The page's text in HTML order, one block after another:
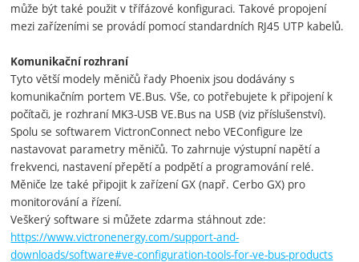
může být také použit v třífázové konfiguraci. Takové propojení
mezi zařízeními se provádí pomocí standardních RJ45 UTP kabelů.
Komunikační rozhraní
Tyto větší modely měničů řady Phoenix jsou dodávány s
komunikačním portem VE.Bus. Vše, co potřebujete k připojení k
počítači, je rozhraní MK3-USB VE.Bus na USB (viz příslušenství).
Spolu se softwarem VictronConnect nebo VEConfigure lze
nastavovat parametry měničů. To zahrnuje výstupní napětí a
frekvenci, nastavení přepětí a podpětí a programování relé.
Měniče lze také připojit k zařízení GX (např. Cerbo GX) pro
monitorování a řízení.
Veškerý software si můžete zdarma stáhnout zde:
https://www.victronenergy.com/support-and-
downloads/software#ve-configuration-tools-for-ve-bus-products